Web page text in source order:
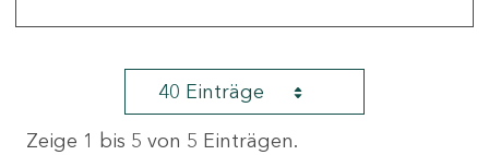
40 Einträge
Zeige 1 bis 5 von 5 Einträgen.